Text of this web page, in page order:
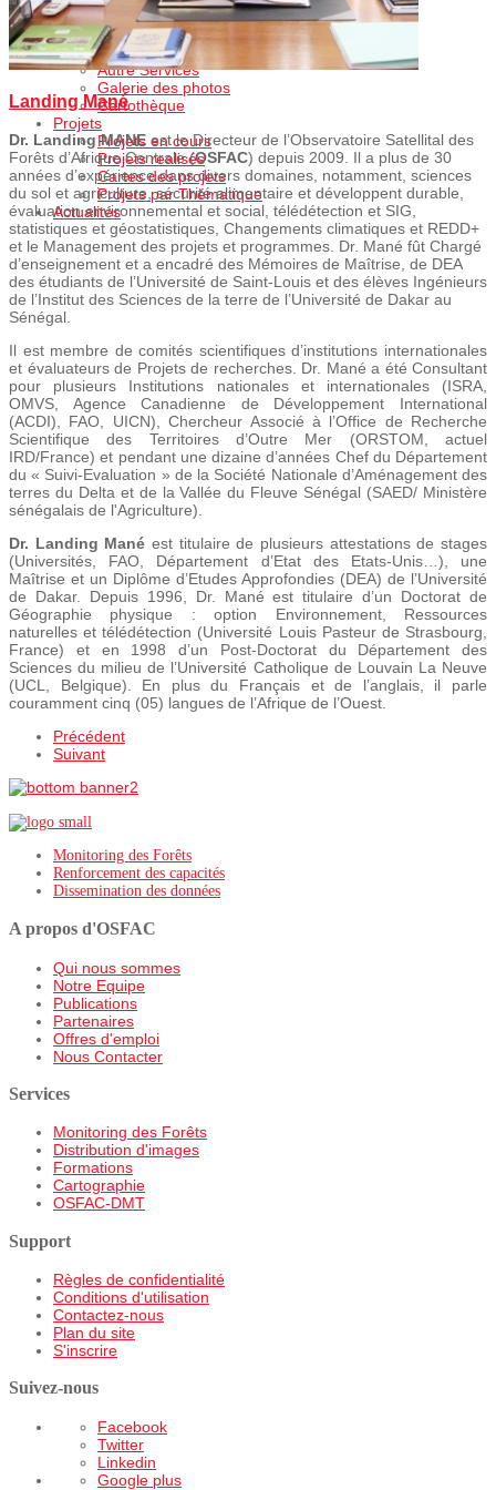
OSFAC-DMT Desktop
Services
Formation
Autre Services
Galerie des photos
Cartothèque
Projets
Projets en cours
Projets realisés
Cartes des projets
Projets par Thématique
Actualités
Landing Mané
Dr. Landing MANE est le Directeur de l’Observatoire Satellital des
Forêts d’Afrique Centrale (OSFAC) depuis 2009. Il a plus de 30
années d’expérience dans divers domaines, notamment, sciences
du sol et agriculture, sécurité alimentaire et développent durable,
évaluation environnemental et social, télédétection et SIG,
statistiques et géostatistiques, Changements climatiques et REDD+
et le Management des projets et programmes. Dr. Mané fût Chargé
d’enseignement et a encadré des Mémoires de Maîtrise, de DEA
des étudiants de l’Université de Saint-Louis et des élèves Ingénieurs
de l’Institut des Sciences de la terre de l’Université de Dakar au
Sénégal.
Il est membre de comités scientifiques d’institutions internationales
et évaluateurs de Projets de recherches. Dr. Mané a été Consultant
pour plusieurs Institutions nationales et internationales (ISRA,
OMVS, Agence Canadienne de Développement International
(ACDI), FAO, UICN), Chercheur Associé à l’Office de Recherche
Scientifique des Territoires d’Outre Mer (ORSTOM, actuel
IRD/France) et pendant une dizaine d’années Chef du Département
du « Suivi-Evaluation » de la Société Nationale d’Aménagement des
terres du Delta et de la Vallée du Fleuve Sénégal (SAED/ Ministère
sénégalais de l'Agriculture).
Dr. Landing Mané est titulaire de plusieurs attestations de stages
(Universités, FAO, Département d’Etat des Etats-Unis…), une
Maîtrise et un Diplôme d’Etudes Approfondies (DEA) de l’Université
de Dakar. Depuis 1996, Dr. Mané est titulaire d’un Doctorat de
Géographie physique : option Environnement, Ressources
naturelles et télédétection (Université Louis Pasteur de Strasbourg,
France) et en 1998 d’un Post-Doctorat du Département des
Sciences du milieu de l’Université Catholique de Louvain La Neuve
(UCL, Belgique). En plus du Français et de l’anglais, il parle
couramment cinq (05) langues de l’Afrique de l’Ouest.
Précédent
Suivant
Monitoring des Forêts
Renforcement des capacités
Dissemination des données
A propos d'OSFAC
Qui nous sommes
Notre Equipe
Publications
Partenaires
Offres d'emploi
Nous Contacter
Services
Monitoring des Forêts
Distribution d'images
Formations
Cartographie
OSFAC-DMT
Support
Règles de confidentialité
Conditions d'utilisation
Contactez-nous
Plan du site
S'inscrire
Suivez-nous
Facebook
Twitter
Linkedin
Google plus